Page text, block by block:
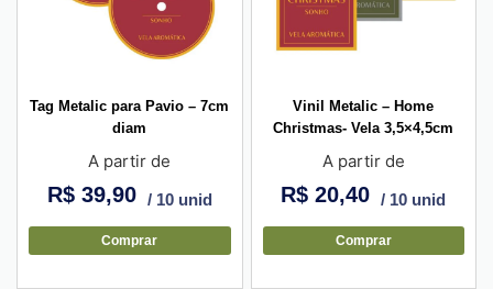
Tag Metalic para Pavio – 7cm
diam
A partir de
R$39,90 / 10 unid
Comprar
Vinil Metalic – Home
Christmas- Vela 3,5×4,5cm
A partir de
R$ 20,40 / 10 unid
Comprar